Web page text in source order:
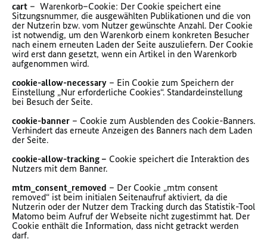
cart – Warenkorb–Cookie: Der Cookie speichert eine
Sitzungsnummer, die ausgewählten Publikationen und die von
der Nutzerin bzw. vom Nutzer gewünschte Anzahl. Der Cookie
ist notwendig, um den Warenkorb einem konkreten Besucher
nach einem erneuten Laden der Seite auszuliefern. Der Cookie
wird erst dann gesetzt, wenn ein Artikel in den Warenkorb
aufgenommen wird.
cookie-allow-necessary – Ein Cookie zum Speichern der
Einstellung „Nur erforderliche Cookies“. Standardeinstellung
bei Besuch der Seite.
cookie-banner – Cookie zum Ausblenden des Cookie-Banners.
Verhindert das erneute Anzeigen des Banners nach dem Laden
der Seite.
cookie-allow-tracking – Cookie speichert die Interaktion des
Nutzers mit dem Banner.
mtm_consent_removed – Der Cookie „mtm consent
removed“ ist beim initialen Seitenaufruf aktiviert, da die
Nutzerin oder der Nutzer dem Tracking durch das Statistik-Tool
Matomo beim Aufruf der Webseite nicht zugestimmt hat. Der
Cookie enthält die Information, dass nicht getrackt werden
darf.